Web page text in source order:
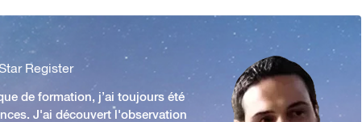
Register
de formation, j’ai toujours été
J'ai découvert l'observation